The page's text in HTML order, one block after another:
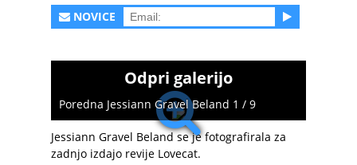
NOVICE
Odpri galerijo
Poredna Jessiann Gravel Beland 1 / 9
Jessiann Gravel Beland se je fotografirala za
zadnjo izdajo revije Lovecat.